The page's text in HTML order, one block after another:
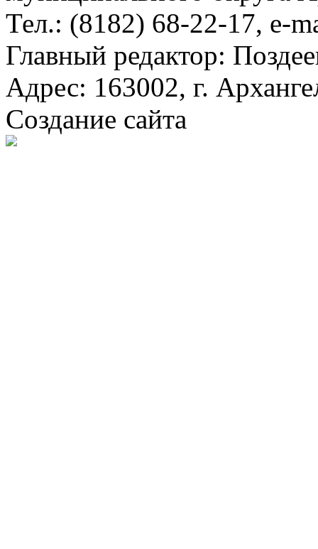
Тел.: (8182) 68-22-17, e-
Главный редактор:
Адрес: 163002, г.
Создание сайта